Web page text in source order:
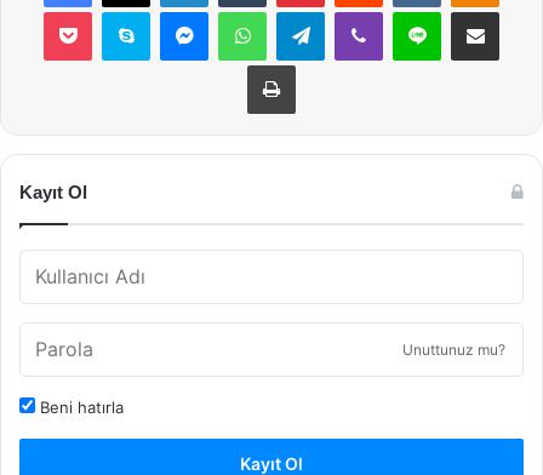
Pocket Skype MessengerWhatsAppTelegramViber Line E-Posta ile
Yazdır
Kayıt Ol
Unuttunuz mu?
Beni hatırla
Kayıt Ol